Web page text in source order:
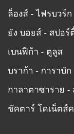
ล็องส์ - ไฟรบวร์ก
ยัง บอยส์ - สปอร์
เบนฟิก้า - ตูลูส
บราก้า - การาบัก
กาลาตาซาราย -
ชัคตาร์ โดเน็ตส์